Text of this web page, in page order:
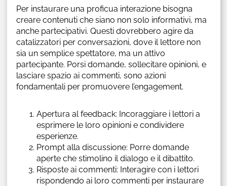
Per instaurare una proficua interazione bisogna
creare contenuti che siano non solo informativi, ma
anche partecipativi. Questi dovrebbero agire da
catalizzatori per conversazioni, dove il lettore non
sia un semplice spettatore, ma un attivo
partecipante. Porsi domande, sollecitare opinioni, e
lasciare spazio ai commenti, sono azioni
fondamentali per promuovere l’engagement.
Apertura al feedback: Incoraggiare i lettori a
esprimere le loro opinioni e condividere
esperienze.
Prompt alla discussione: Porre domande
aperte che stimolino il dialogo e il dibattito.
Risposte ai commenti: Interagire con i lettori
rispondendo ai loro commenti per instaurare